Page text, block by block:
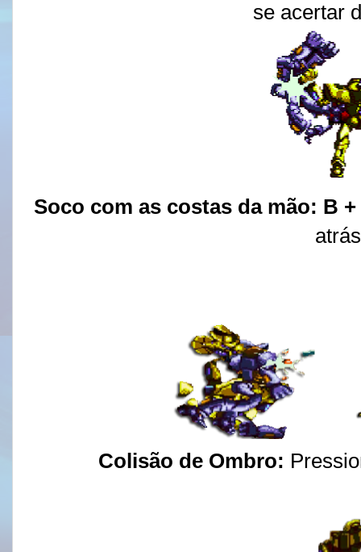
se acertar
Soco com as costas da mão: B +
Colisão de Ombro: